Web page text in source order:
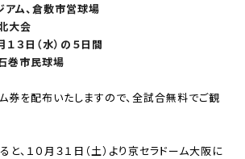
ム、倉敷市営球場
大会
３日（水）の５日間
巻市民球場
を配布いたしますので、全試合無料でご観
、１０月３１日（土）より京セラドーム大阪に